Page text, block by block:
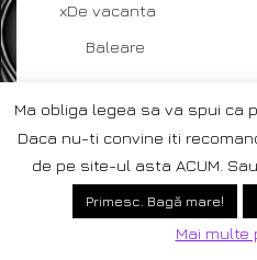
xDe vacanta
Baleare
Croaziera
Dubai
Egipt
Ma obliga legea sa va spui ca
Daca nu-ti convine iti
de pe site-ul asta ACUM.
Primesc. Bagă mare!
Mai multe